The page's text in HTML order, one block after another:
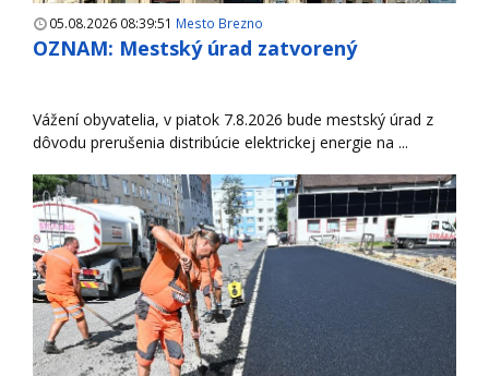
05.08.2026 08:39:51 Mesto Brezno
OZNAM: Mestský úrad zatvorený
Vážení obyvatelia, v piatok 7.8.2026 bude mestský úrad z
dôvodu prerušenia distribúcie elektrickej energie na ...